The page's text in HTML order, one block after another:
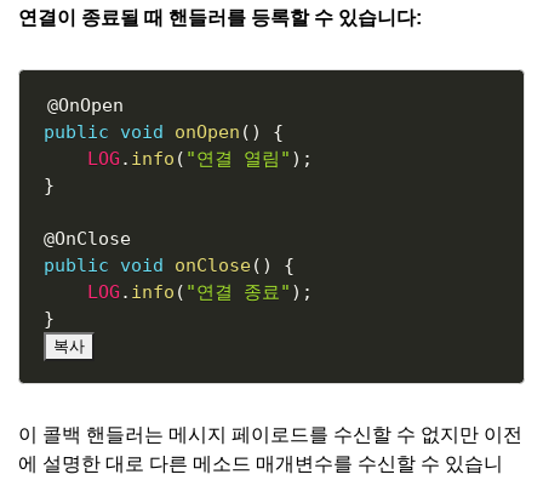
연결이 종료될 때 핸들러를 등록할 수 있습니다:
@OnOpen
public
void onOpen ( )
{
LOG . info ( "연결 열림" ) ;
}
@OnClose
public
void onClose( )
{
LOG . info ( "연결 종료" ) ;
}
복사
이 콜백 핸들러는 메시지 페이로드를 수신할 수 없지만 이전
에 설명한 대로 다른 메소드 매개변수를 수신할 수 있습니